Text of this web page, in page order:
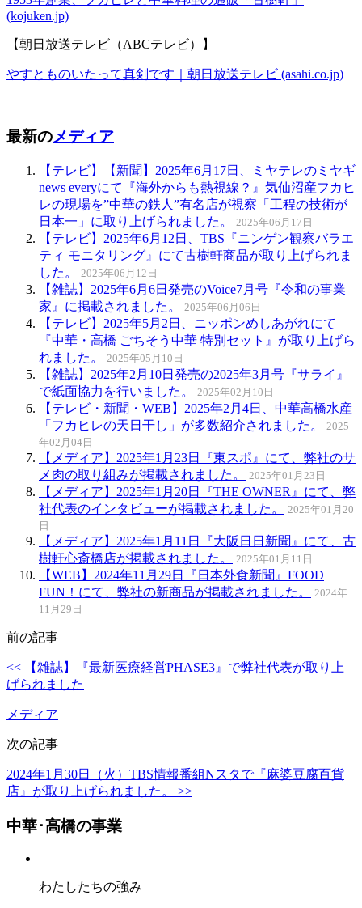
(kojuken.jp)
【朝日放送テレビ（ABCテレビ）】
やすとものいたって真剣です｜朝日放送テレビ (asahi.co.jp)
最新のメディア
【テレビ】【新聞】2025年6月17日、ミヤテレのミヤギ
news everyにて『海外からも熱視線？』気仙沼産フカヒ
レの現場を”中華の鉄人”有名店が視察「工程の技術が
日本一」に取り上げられました。
2025年06月17日
【テレビ】2025年6月12日、TBS『ニンゲン観察バラエ
ティ モニタリング』にて古樹軒商品が取り上げられま
した。
2025年06月12日
【雑誌】2025年6月6日発売のVoice7月号『令和の事業
家』に掲載されました。
2025年06月06日
【テレビ】2025年5月2日、ニッポンめしあがれにて
『中華・高橋 ごちそう中華 特別セット』が取り上げら
れました。
2025年05月10日
【雑誌】2025年2月10日発売の2025年3月号『サライ』
で紙面協力を行いました。
2025年02月10日
【テレビ・新聞・WEB】2025年2月4日、中華高橋水産
「フカヒレの天日干し」が多数紹介されました。
2025
年02月04日
【メディア】2025年1月23日『東スポ』にて、弊社のサ
メ肉の取り組みが掲載されました。
2025年01月23日
【メディア】2025年1月20日『THE OWNER』にて、弊
社代表のインタビューが掲載されました。
2025年01月20
日
【メディア】2025年1月11日『大阪日日新聞』にて、古
樹軒心斎橋店が掲載されました。
2025年01月11日
【WEB】2024年11月29日『日本外食新聞』FOOD
FUN！にて、弊社の新商品が掲載されました。
2024年
11月29日
前の記事
<< 【雑誌】『最新医療経営PHASE3』で弊社代表が取り上
げられました
メディア
次の記事
2024年1月30日（火）TBS情報番組Nスタで『麻婆豆腐百貨
店』が取り上げられました。 >>
中華･高橋の事業
わたしたちの強み